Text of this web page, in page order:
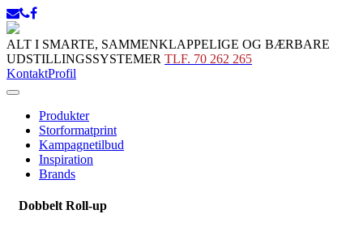
ALT I SMARTE, SAMMENKLAPPELIGE OG BÆRBARE
UDSTILLINGSSYSTEMER TLF. 70 262 265
KontaktProfil
Produkter
Storformatprint
Kampagnetilbud
Inspiration
Brands
Dobbelt Roll-up